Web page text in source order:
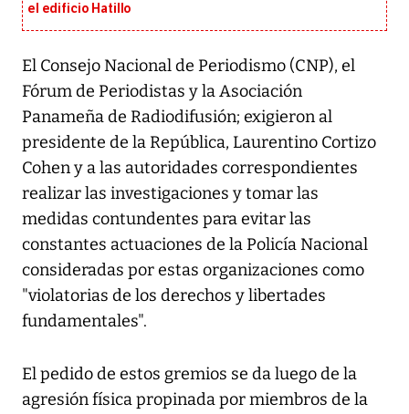
el edificio Hatillo
El Consejo Nacional de Periodismo (CNP), el
Fórum de Periodistas y la Asociación
Panameña de Radiodifusión; exigieron al
presidente de la República, Laurentino Cortizo
Cohen y a las autoridades correspondientes
realizar las investigaciones y tomar las
medidas contundentes para evitar las
constantes actuaciones de la Policía Nacional
consideradas por estas organizaciones como
"violatorias de los derechos y libertades
fundamentales".
El pedido de estos gremios se da luego de la
agresión física propinada por miembros de la